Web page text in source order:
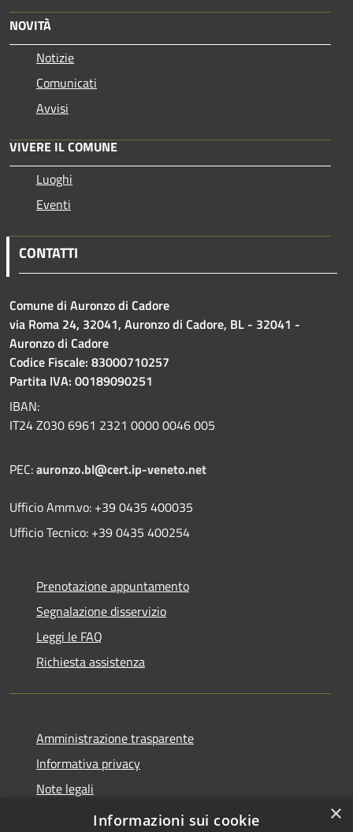
NOVITÀ
Notizie
Comunicati
Avvisi
VIVERE IL COMUNE
Luoghi
Eventi
CONTATTI
Comune di Auronzo di Cadore
via Roma 24, 32041, Auronzo di Cadore, BL - 32041 -
Auronzo di Cadore
Codice Fiscale: 83000710257
Partita IVA: 00189090251
IBAN:
IT24 Z030 6961 2321 0000 0046 005
PEC:auronzo.bl@cert.ip-veneto.net
Ufficio Amm.vo: +39 0435 400035
Ufficio Tecnico: +39 0435 400254
Prenotazione appuntamento
Segnalazione disservizio
Leggi le FAQ
Richiesta assistenza
Amministrazione trasparente
Informativa privacy
Note legali
Dichiarazione di accessibilità
×
Informazioni sui cookie